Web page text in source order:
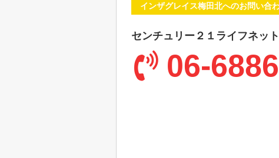
インザグレイス梅田北へのお問い合
センチュリー２１ライフネッ
06-